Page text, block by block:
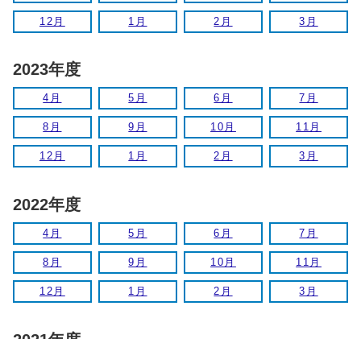
12月 1月 2月 3月
2023年度
4月 5月 6月 7月
8月 9月 10月 11月
12月 1月 2月 3月
2022年度
4月 5月 6月 7月
8月 9月 10月 11月
12月 1月 2月 3月